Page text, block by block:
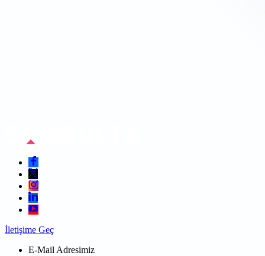
İletişime Geç
E-Mail Adresimiz